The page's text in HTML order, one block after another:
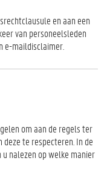
en aan een
van personeelsleden
e-maildisclaimer.
om aan de regels ter
deze te respecteren. In de
u nalezen op welke manier